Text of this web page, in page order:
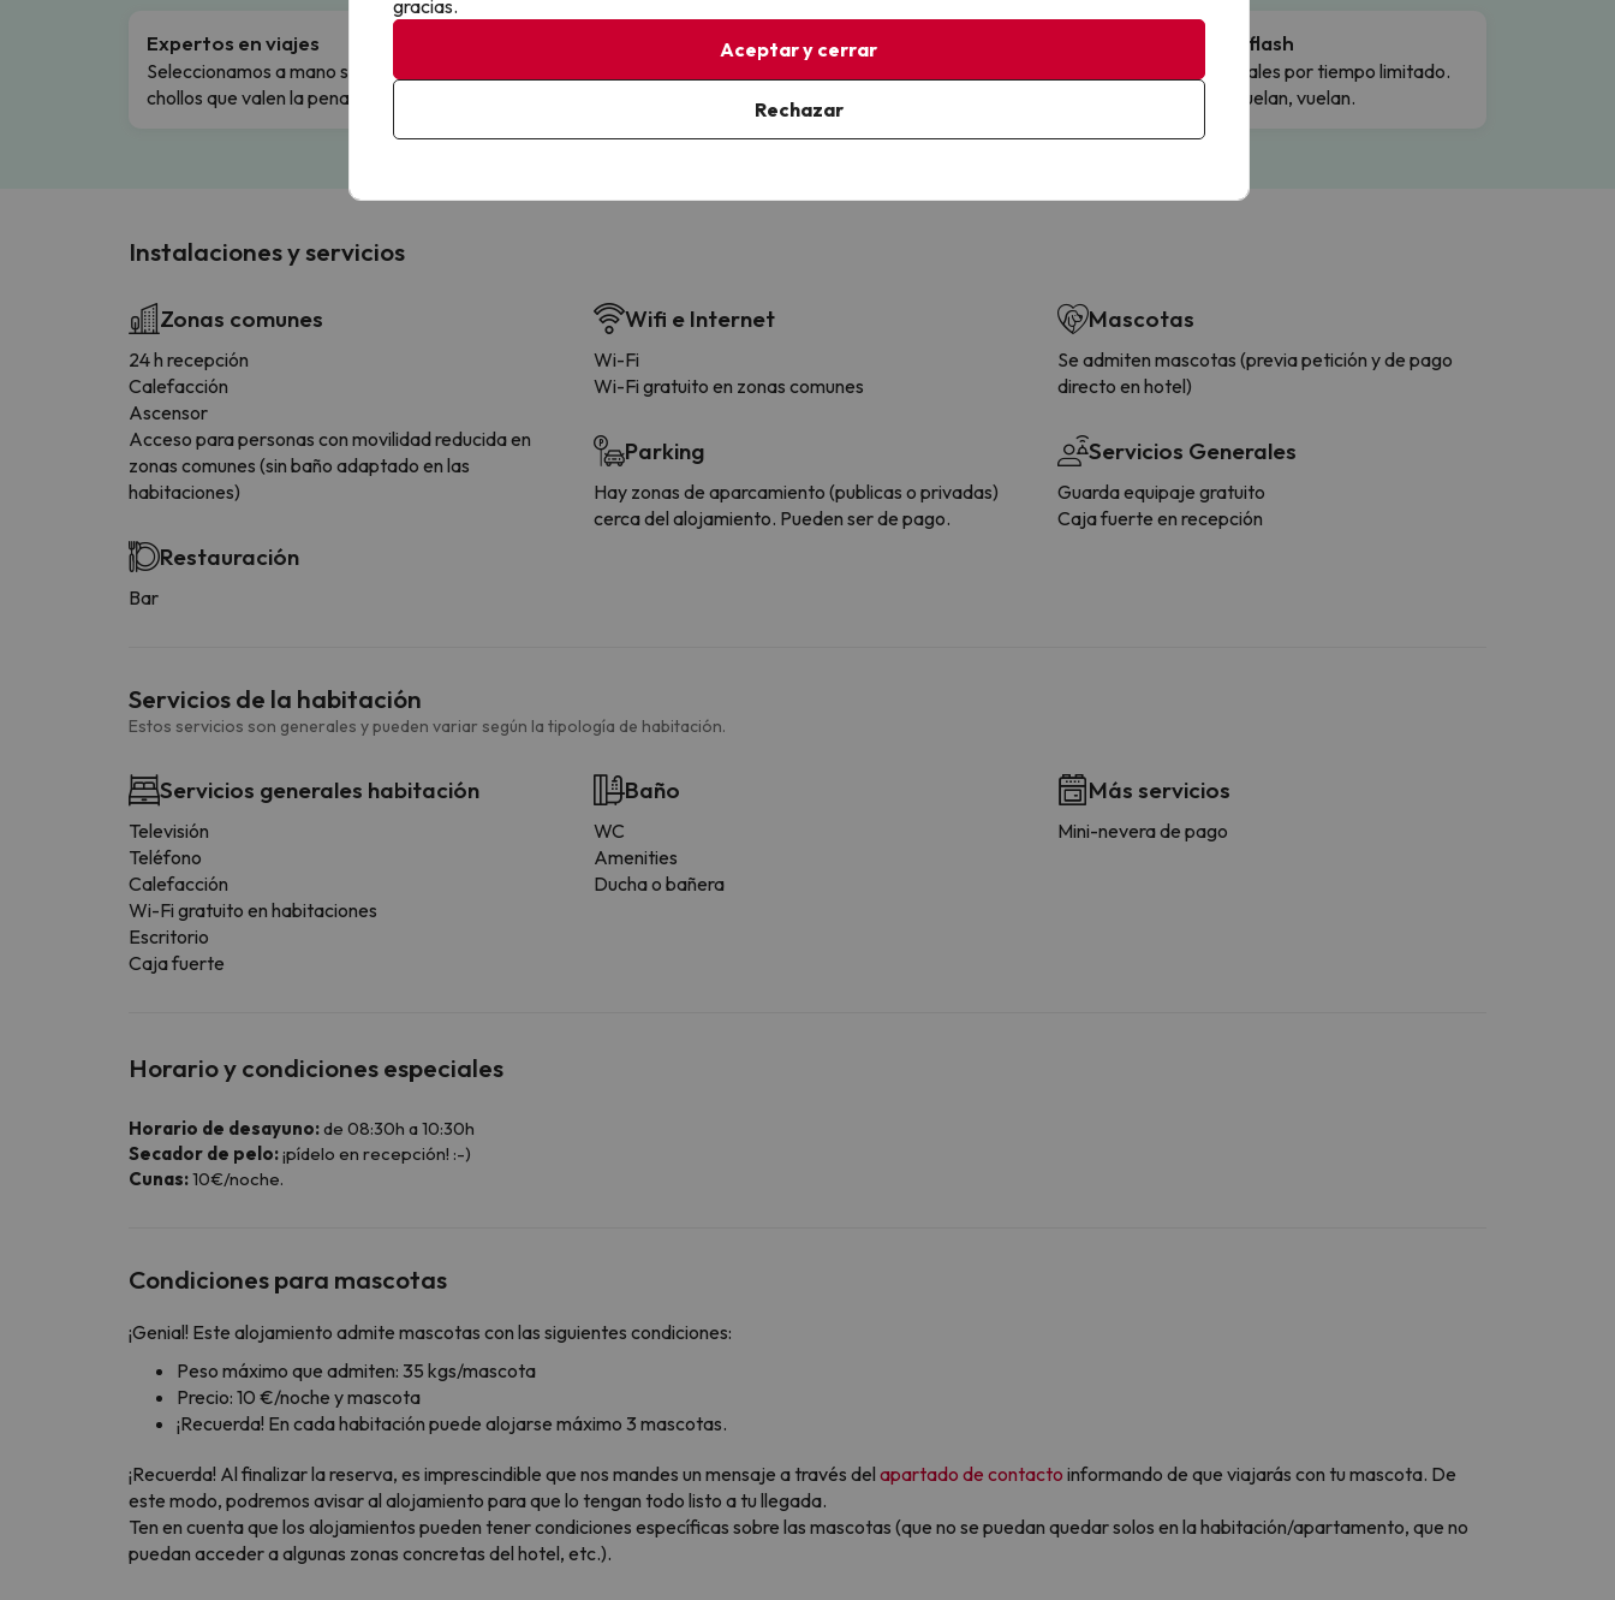
Expertos en viajes
Seleccionamos a mano solo los
chollos que valen la pena.
Cancela sin complicaciones Paga a tu ritmo Ofertas flash
Precios reales por tiempo limitado.
Cuando vuelan, vuelan.
Instalaciones y servicios
Zonas comunes
24 h recepción
Calefacción
Ascensor
Acceso para personas con movilidad reducida en
zonas comunes (sin baño adaptado en las
habitaciones)
Restauración
Bar
Wifi e Internet
Wi-Fi
Wi-Fi gratuito en zonas comunes
Parking
Hay zonas de aparcamiento (publicas o privadas)
cerca del alojamiento. Pueden ser de pago.
Mascotas
Se admiten mascotas (previa petición y de pago
directo en hotel)
Servicios Generales
Guarda equipaje gratuito
Caja fuerte en recepción
Servicios de la habitación
Estos servicios son generales y pueden variar según la tipología de habitación.
Servicios generales habitación
Televisión
Teléfono
Calefacción
Wi-Fi gratuito en habitaciones
Escritorio
Caja fuerte
Baño
WC
Amenities
Ducha o bañera
Más servicios
Mini-nevera de pago
Horario y condiciones especiales
Horario de desayuno:de 08:30h a 10:30h
Secador de pelo:¡pídelo en recepción! :-)
Cunas:10€/noche.
Condiciones para mascotas
¡Genial! Este alojamiento admite mascotas con las siguientes condiciones:
Peso máximo que admiten: 35 kgs/mascota
Precio: 10 €/noche y mascota
¡Recuerda! En cada habitación puede alojarse máximo 3 mascotas.
¡Recuerda! Al finalizar la reserva, es imprescindible que nos mandes un mensaje a través del apartado de contacto informando de que viajarás con tu mascota. De
este modo, podremos avisar al alojamiento para que lo tengan todo listo a tu llegada.
Ten en cuenta que los alojamientos pueden tener condiciones específicas sobre las mascotas (que no se puedan quedar solos en la habitación/apartamento, que no
puedan acceder a algunas zonas concretas del hotel, etc.).
gracias.
Aceptar y cerrar
Rechazar